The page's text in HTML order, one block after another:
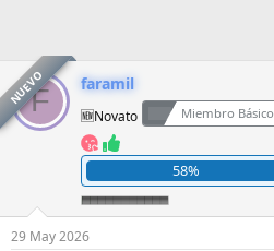
NUEVO
F faramil
🆕Novato Miembro Básico
58%
29 May 2026